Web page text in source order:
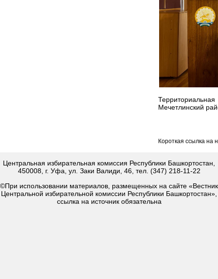
Мечетлинский
Короткая ссылка на
Центральная избирательная комиссия Республики Башкортостан,
450008, г. Уфа, ул. Заки Валиди, 46, тел. (347) 218-11-22
©При использовании материалов, размещенных на сайте «Вестник
Центральной избирательной комиссии Республики Башкортостан»,
ссылка на источник обязательна